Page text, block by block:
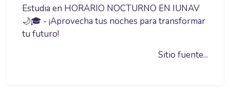
Estudia en HORARIO NOCTURNO EN IUNAV
🌙🎓 - ¡Aprovecha tus noches para transformar
tu futuro!
Sitio fuente...